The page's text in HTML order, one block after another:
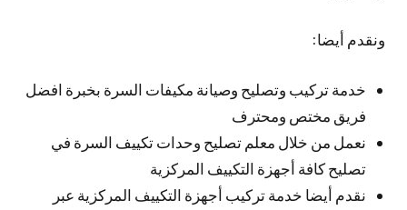
ونقدم أيضا:
خدمة تركيب وتصليح وصيانة مكيفات السرة بخبرة افضل
فريق مختص ومحترف
نعمل من خلال معلم تصليح وحدات تكييف السرة في
تصليح كافة أجهزة التكييف المركزية
نقدم أيضا خدمة تركيب أجهزة التكييف المركزية عبر